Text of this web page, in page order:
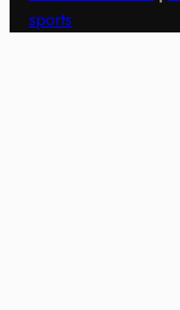
sports